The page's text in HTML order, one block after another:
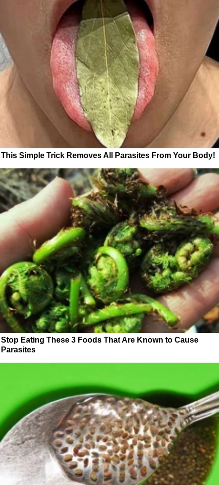
This Simple Trick Removes All Parasites From Your Body!
Stop Eating These 3 Foods That Are Known to Cause
Parasites